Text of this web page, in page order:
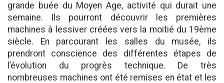
grande buée du Moyen Age, activité qui durait une
semaine. Ils pourront découvrir les premières
machines à lessiver créées vers la moitié du 19ème
siècle. En parcourant les salles du musée, ils
prendront conscience des différentes étapes de
l’évolution du progrès technique. De très
nombreuses machines ont été remises en état et les